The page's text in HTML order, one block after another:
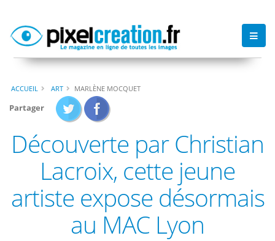
ACCUEIL ART MARLÈNE MOCQUET
Partager
Découverte par Christian
Lacroix, cette jeune
artiste expose désormais
au MAC Lyon